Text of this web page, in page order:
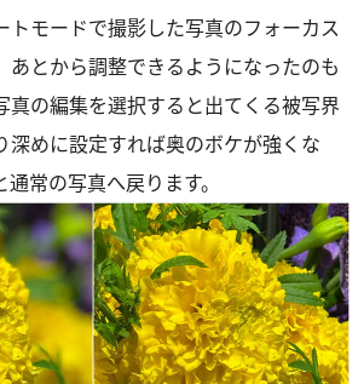
モードで撮影した写真のフォーカス
あとから調整できるようになったのも
真の編集を選択すると出てくる被写界
深めに設定すれば奥のボケが強くな
常の写真へ戻ります。